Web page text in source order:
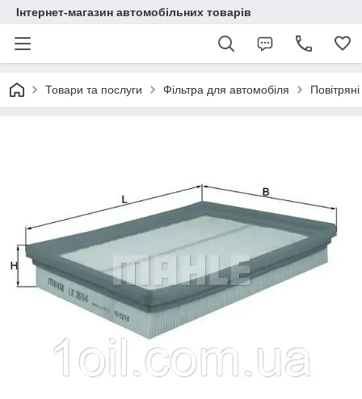
Інтернет-магазин автомобільних товарів
Товари та послуги Фільтра для автомобіля